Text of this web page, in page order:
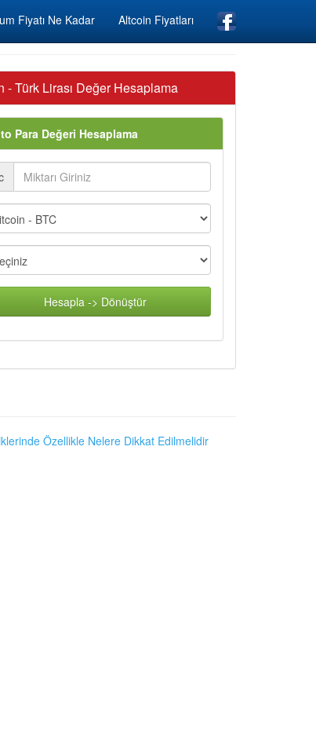
Fiyatı Ne Kadar Altcoin Fiyatları
- Türk Lirası Değer Hesaplama
Para Değeri Hesaplama
Hesapla -> Dönüştür
Özellikle Nelere Dikkat Edilmelidir